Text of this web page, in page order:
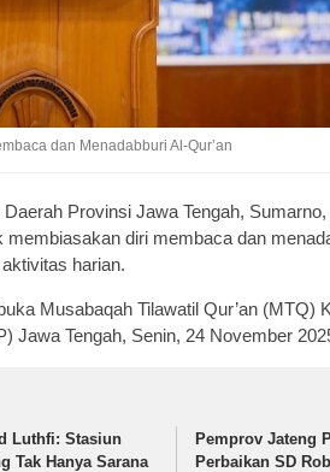
dan Menadabburi Al-Qur’an
Provinsi Jawa Tengah,
diri membaca dan
harian.
Musabaqah Tilawatil Qur’an (MTQ)
Jawa Tengah, Senin, 24 November
Luthfi: Stasiun
Tak Hanya Sarana
Pemprov Jateng
Perbaikan SD